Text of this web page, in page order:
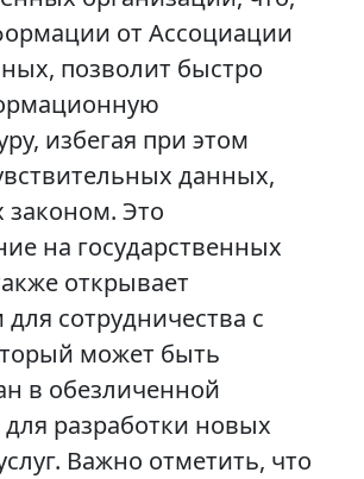
от Ассоциации
позволит быстро
избегая при этом
данных,
Это
на государственных
открывает
сотрудничества с
может быть
в обезличенной
разработки новых
Важно отметить, что